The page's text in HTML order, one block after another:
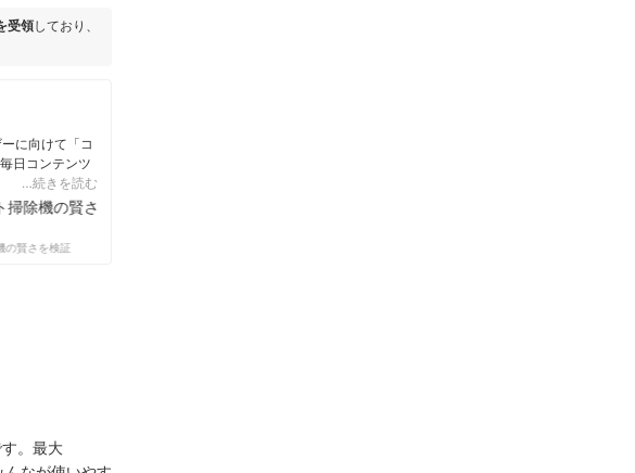
受領しており、
に向けて「コ
日コンテンツ
…続きを読む
賢さを検証
。最大